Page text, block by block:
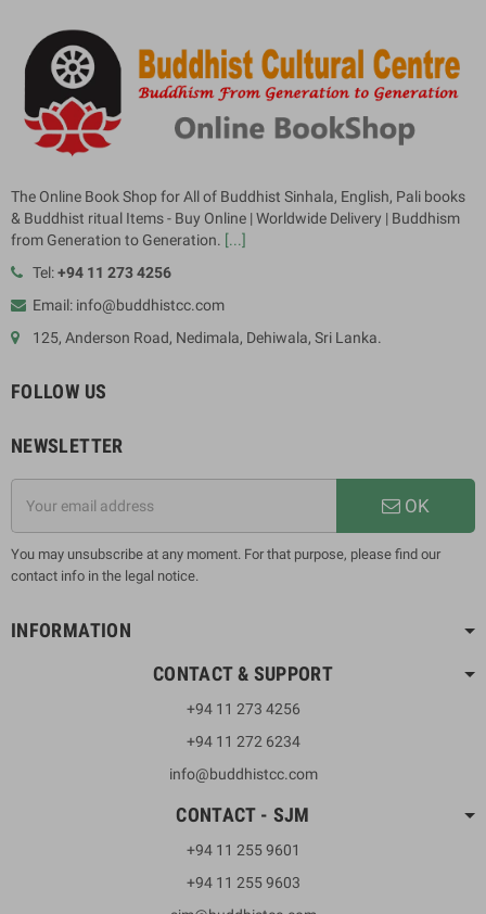
The Online Book Shop for All of Buddhist Sinhala, English, Pali books
& Buddhist ritual Items - Buy Online | Worldwide Delivery | Buddhism
from Generation to Generation. [...]
Tel:+94 11 273 4256
Email: info@buddhistcc.com
125, Anderson Road, Nedimala, Dehiwala, Sri Lanka.
FOLLOW US
NEWSLETTER
OK
You may unsubscribe at any moment. For that purpose, please find our
contact info in the legal notice.
INFORMATION
CONTACT & SUPPORT
+94 11 273 4256
+94 11 272 6234
info@buddhistcc.com
CONTACT - SJM
+94 11 255 9601
+94 11 255 9603